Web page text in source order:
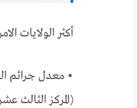
أكثر الولايات
(المركز الثالث